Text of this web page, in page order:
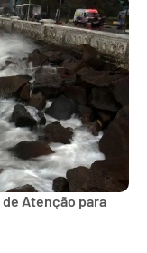
Atenção para